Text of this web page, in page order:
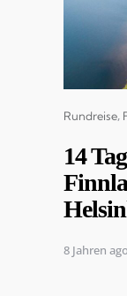
Categories
Rundreise
14
8 Jahren ago